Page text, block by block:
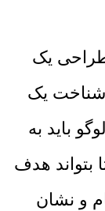
یک
شناخت یک
باید به
هدف
و نشان